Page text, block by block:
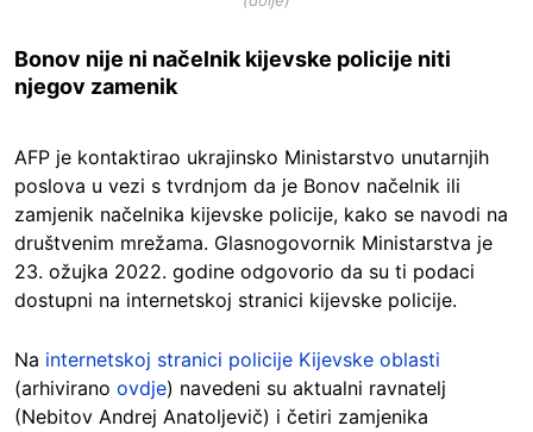
Bonov nije ni načelnik kijevske policije niti
njegov zamenik
AFP je kontaktirao ukrajinsko Ministarstvo unutarnjih
poslova u vezi s tvrdnjom da je Bonov načelnik ili
zamjenik načelnika kijevske policije, kako se navodi na
društvenim mrežama. Glasnogovornik Ministarstva je
23. ožujka 2022. godine odgovorio da su ti podaci
dostupni na internetskoj stranici kijevske policije.
Na internetskoj stranici policije Kijevske oblasti
(arhivirano ovdje) navedeni su aktualni ravnatelj
(Nebitov Andrej Anatoljevič) i četiri zamjenika